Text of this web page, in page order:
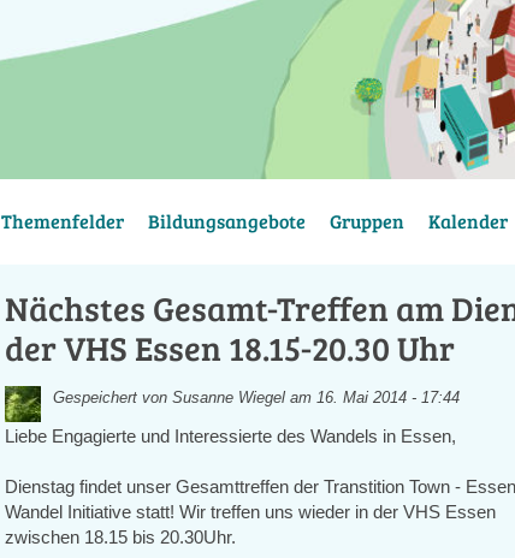
Themenfelder Bildungsangebote Gruppen Kalender
Nächstes Gesamt-Treffen am
der VHS Essen 18.15-20.30 Uhr
Gespeichert vonSusanne Wiegel am 16. Mai 2014 - 17:44
Liebe Engagierte und Interessierte des Wandels in Essen,
Dienstag findet unser Gesamttreffen der Transtition Town -
Wandel Initiative statt! Wir treffen uns wieder in der VHS Essen
zwischen 18.15 bis 20.30Uhr.